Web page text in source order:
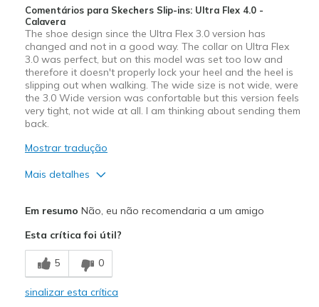
Comentários para Skechers Slip-ins: Ultra Flex 4.0 -
Calavera
The shoe design since the Ultra Flex 3.0 version has
changed and not in a good way. The collar on Ultra Flex
3.0 was perfect, but on this model was set too low and
therefore it doesn't properly lock your heel and the heel is
slipping out when walking. The wide size is not wide, were
the 3.0 Wide version was confortable but this version feels
very tight, not wide at all. I am thinking about sending them
back.
Mostrar tradução
Mais detalhes
Comfortable
Melhores utilizações
Casual Wear
Em resumo Não, eu não recomendaria a um amigo
Esta crítica foi útil?
5 0
sinalizar esta crítica